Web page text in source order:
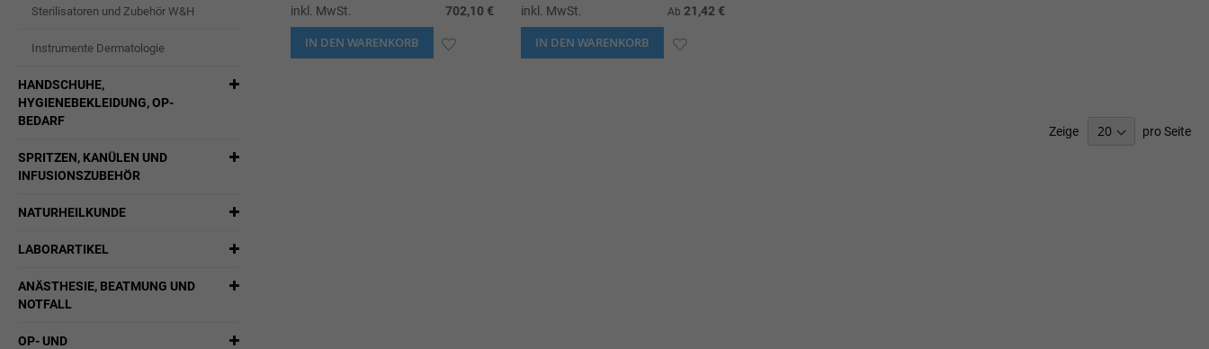
inkl. MwSt. 702,10 €
IN DEN WARENKORB
inkl. MwSt. Ab 21,42 €
IN DEN WARENKORB ZUR
Zeige
pro Seite
Sterilisatoren und Zubehör W&H
Instrumente Dermatologie
HANDSCHUHE,
HYGIENEBEKLEIDUNG, OP-
BEDARF
SPRITZEN, KANÜLEN UND
INFUSIONSZUBEHÖR
NATURHEILKUNDE
LABORARTIKEL
ANÄSTHESIE, BEATMUNG UND
NOTFALL
OP- UND